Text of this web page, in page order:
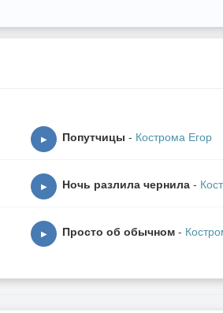
▶ Попутчицы - Кострома Егор
▶ Ночь разлила чернила -
▶ Просто об обычном -